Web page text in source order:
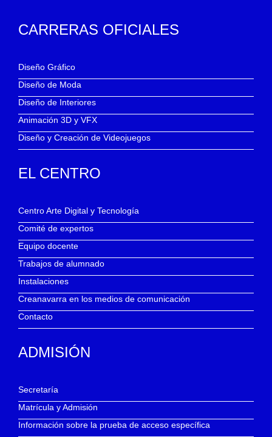
CARRERAS OFICIALES
Diseño Gráfico
Diseño de Moda
Diseño de Interiores
Animación 3D y VFX
Diseño y Creación de Videojuegos
EL CENTRO
Centro Arte Digital y Tecnología
Comité de expertos
Equipo docente
Trabajos de alumnado
Instalaciones
Creanavarra en los medios de comunicación
Contacto
ADMISIÓN
Secretaría
Matrícula y Admisión
Información sobre la prueba de acceso específica